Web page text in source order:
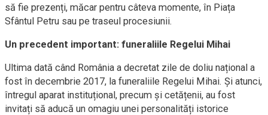
să fie prezenți, măcar pentru câteva momente, în Piața
Sfântul Petru sau pe traseul procesiunii.
Un precedent important: funeraliile Regelui Mihai
Ultima dată când România a decretat zile de doliu național a
fost în decembrie 2017, la funeraliile Regelui Mihai. Și atunci,
întregul aparat instituțional, precum și cetățenii, au fost
invitați să aducă un omagiu unei personalități istorice